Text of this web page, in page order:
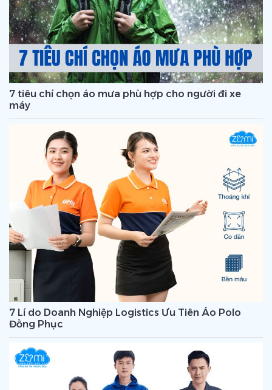
7 tiêu chí chọn áo mưa phù hợp cho người đi xe
máy
7 Lí do Doanh Nghiệp Logistics Ưu Tiên Áo Polo
Đồng Phục